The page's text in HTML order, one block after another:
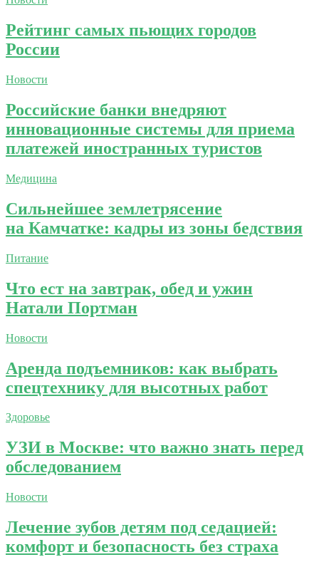
Рейтинг самых пьющих городов
России
Новости
Российские банки внедряют
инновационные системы для приема
платежей иностранных туристов
Медицина
Сильнейшее землетрясение
на Камчатке: кадры из зоны бедствия
Питание
Что ест на завтрак, обед и ужин
Натали Портман
Новости
Аренда подъемников: как выбрать
спецтехнику для высотных работ
Здоровье
УЗИ в Москве: что важно знать перед
обследованием
Новости
Лечение зубов детям под седацией:
комфорт и безопасность без страха